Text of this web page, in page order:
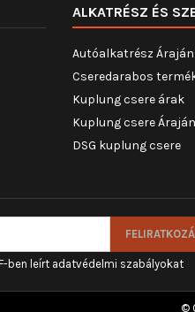
ALKATRÉSZ ÉS
Autóalkatrész
Cseredarabos
Kuplung csere árak
Kuplung csere
DSG kuplung csere
ben leírt adatvédelmi szabályokat
©